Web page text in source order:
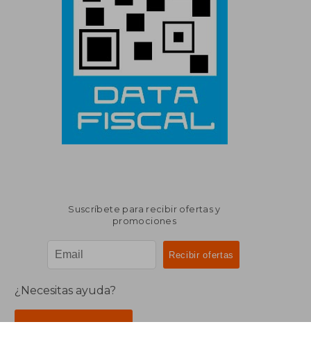
Suscríbete para recibir ofertas y
promociones
¿Necesitas ayuda?